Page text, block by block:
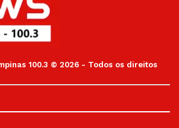
100.3 © 2026 - Todos os direitos